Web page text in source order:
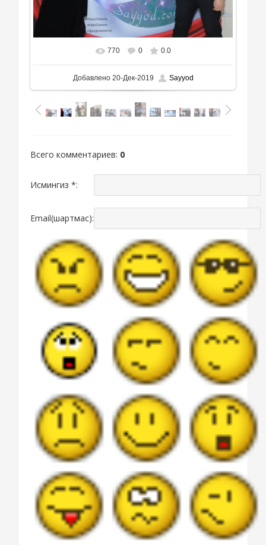
770 0 0.0
Добавлено20-Дек-2019 Sayyod
Всего комментариев: 0
Исмингиз *:
Email(шартмас):